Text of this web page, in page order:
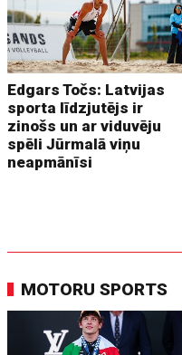
Edgars Točs: Latvijas
sporta līdzjutējs ir
zinošs un ar viduvēju
spēli Jūrmalā viņu
neapmānīsi
MOTORU SPORTS